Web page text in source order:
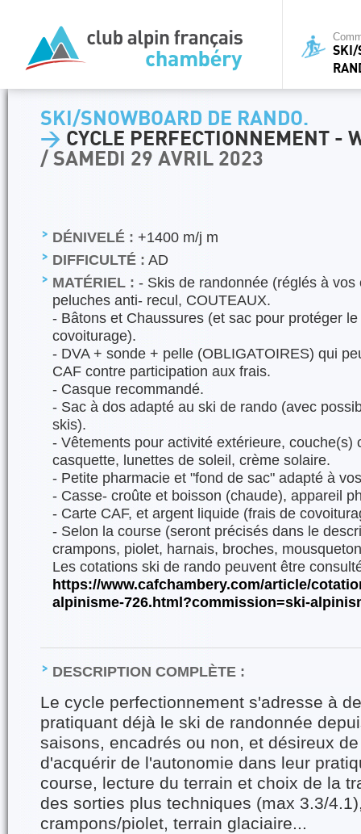
SKI/
SKI/SNOWBOARD DE RANDO.
> CYCLE PERFECTIONNEMENT -
/ SAMEDI 29 AVRIL 2023
DÉNIVELÉ : +1400 m/j m
DIFFICULTÉ : AD
MATÉRIEL : - Skis de randonnée (réglés à vos
peluches anti- recul, COUTEAUX.
- Bâtons et Chaussures (et sac pour protéger
covoiturage).
- DVA + sonde + pelle (OBLIGATOIRES) qui
CAF contre participation aux frais.
- Casque recommandé.
- Sac à dos adapté au ski de rando (avec
skis).
- Vêtements pour activité extérieure, couche(s)
casquette, lunettes de soleil, crème solaire.
- Petite pharmacie et "fond de sac" adapté à
- Casse- croûte et boisson (chaude), appareil
- Carte CAF, et argent liquide (frais de
- Selon la course (seront précisés dans le
crampons, piolet, harnais, broches,
Les cotations ski de rando peuvent être
https://www.cafchambery.com/article/
alpinisme-726.html?commission=ski-
DESCRIPTION COMPLÈTE :
Le cycle perfectionnement s'adresse à
pratiquant déjà le ski de randonnée
saisons, encadrés ou non, et désireux
d'acquérir de l'autonomie dans leur
course, lecture du terrain et choix de la
des sorties plus techniques (max 3.3/
crampons/piolet, terrain glaciaire...